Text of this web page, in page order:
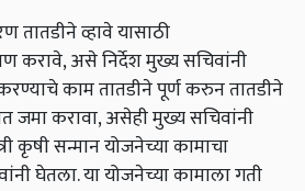
तातडीने व्हावे यासाठी
करावे,असे निर्देश मुख्य सचिवांनी
करण्याचे काम तातडीने पूर्ण करुन तातडीने
जमा करावा,असेही मुख्य सचिवांनी
कृषी सन्मान योजनेच्या कामाचा
घेतला. या योजनेच्या कामाला गती